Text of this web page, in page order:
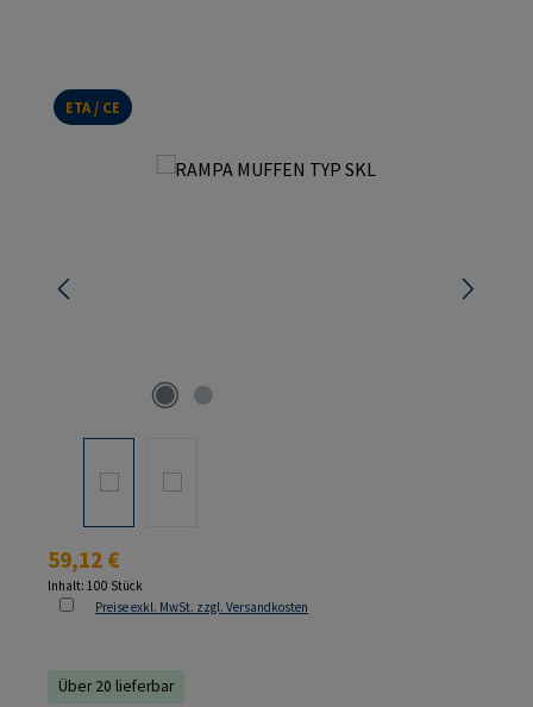
ETA / CE
Bildergalerie überspringen
Regulärer Preis:
59,12 €
Inhalt: 100 Stück
Preise exkl. MwSt. zzgl. Versandkosten
Über 20 lieferbar